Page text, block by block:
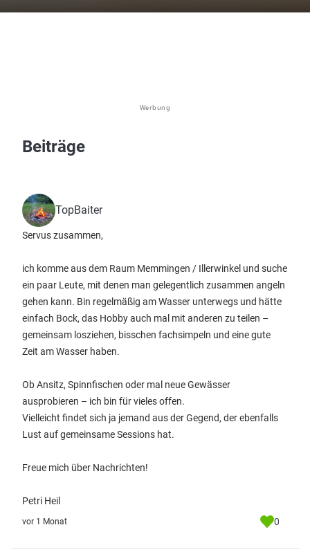
Werbung
Beiträge
TopBaiter
Servus zusammen,
ich komme aus dem Raum Memmingen / Illerwinkel und suche
ein paar Leute, mit denen man gelegentlich zusammen angeln
gehen kann. Bin regelmäßig am Wasser unterwegs und hätte
einfach Bock, das Hobby auch mal mit anderen zu teilen –
gemeinsam losziehen, bisschen fachsimpeln und eine gute
Zeit am Wasser haben.
Ob Ansitz, Spinnfischen oder mal neue Gewässer
ausprobieren – ich bin für vieles offen.
Vielleicht findet sich ja jemand aus der Gegend, der ebenfalls
Lust auf gemeinsame Sessions hat.
Freue mich über Nachrichten!
Petri Heil
vor 1 Monat 0